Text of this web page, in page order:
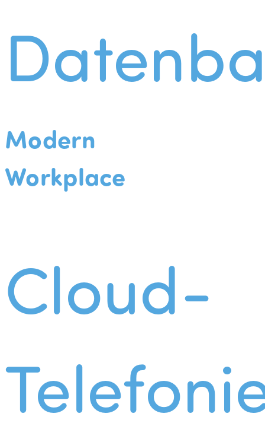
Modern
Workplace
Cloud-